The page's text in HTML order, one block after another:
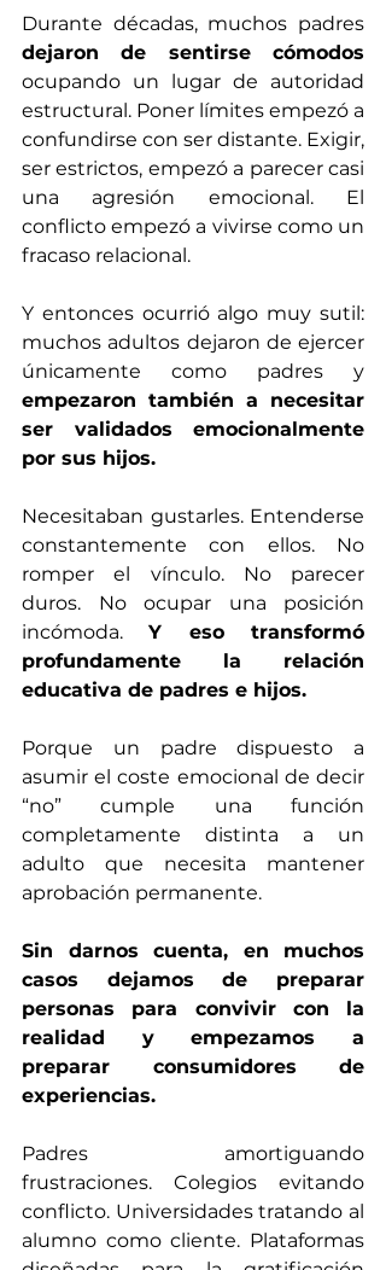
dejaron de sentirse cómodos
ocupando un lugar de autoridad
estructural. Poner límites empezó a
confundirse con ser distante. Exigir,
ser estrictos, empezó a parecer casi
una agresión emocional. El
conflicto empezó a vivirse como un
fracaso relacional.
Y entonces ocurrió algo muy sutil:
muchos adultos dejaron de ejercer
empezaron también a necesitar
ser validados emocionalmente
por sus hijos.
Necesitaban gustarles. Entenderse
constantemente con ellos. No
romper el vínculo. No parecer
duros. No ocupar una posición
incómoda. Y eso transformó
profundamente la relación
educativa de padres e hijos.
Porque un padre dispuesto a
asumir el coste emocional de decir
“no” cumple una función
completamente distinta a un
adulto que necesita mantener
aprobación permanente.
Sin darnos cuenta, en muchos
casos dejamos de preparar
personas para convivir con la
realidad y empezamos a
preparar consumidores de
experiencias.
Padres amortiguando
frustraciones. Colegios evitando
conflicto. Universidades tratando al
alumno como cliente. Plataformas